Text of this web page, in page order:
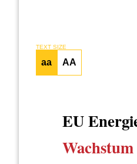
TEXT SIZE
aa AA
EU
Wachstum